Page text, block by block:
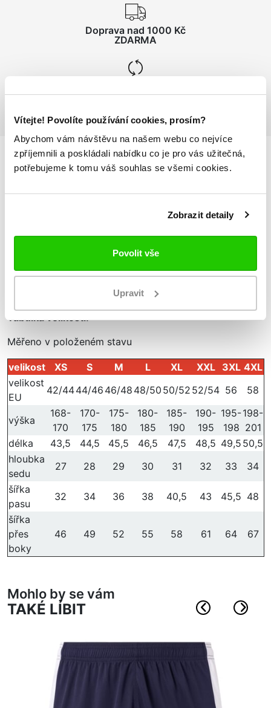
Vítejte! Povolíte používání cookies, prosím?
Abychom vám návštěvu na našem webu co nejvíce
zpříjemnili a poskládali nabídku co je pro vás užitečná,
potřebujeme k tomu váš souhlas se všemi cookies.
Zobrazit detaily
Povolit vše
Upravit
Doprava nad 1000 Kč
ZDARMA
do 14 dnů ZDARMA
Pánské šortky KAPPA4SOCCER GONDO
sportovní šortky
elastický pas stahovatelný vnitřní šňůrkou
SLIM FIT-úzký střih
materiál: Polyester 100%
Tabulka velikostí:
Měřeno v položeném stavu
velikost XS S M L XL XXL 3XL 4XL
velikost
EU
42/4444/46 46/48 48/50 50/52 52/54 56 58
výška
168-
170
170-
175
175-
180
180-
185
185-
190
190-
195
195-
198
198-
201
délka
43,5 44,5 45,5 46,5 47,5 48,5 49,5 50,5
hloubka
sedu
27 28 29 30 31 32 33
34
šířka
pasu
32 34 36 38 40,5 43 45,5 48
šířka
přes
boky
46 49 52 55 58 61 64 67
Mohlo by se vám
TAKÉ LÍBIT